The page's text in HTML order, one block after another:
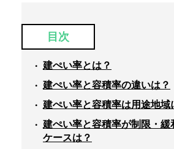
目次
建ぺい率とは？
建ぺい率と容積率の違いは？
建ぺい率と容積率は用途地域
建ぺい率と容積率が制限・緩
ケースは？